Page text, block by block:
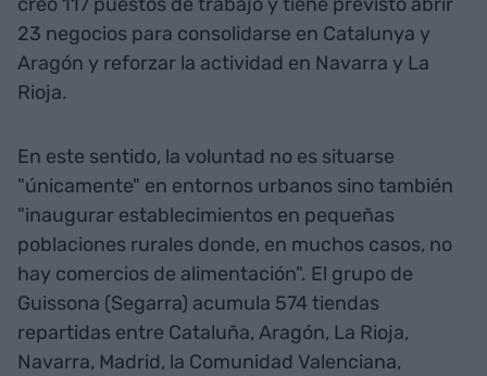
23 negocios para consolidarse en Catalunya y
Aragón y reforzar la actividad en Navarra y La
Rioja.
En este sentido, la voluntad no es situarse
"únicamente" en entornos urbanos sino también
"inaugurar establecimientos en pequeñas
poblaciones rurales donde, en muchos casos, no
hay comercios de alimentación". El grupo de
Guissona (Segarra) acumula 574 tiendas
repartidas entre Cataluña, Aragón, La Rioja,
Navarra, Madrid, la Comunidad Valenciana,